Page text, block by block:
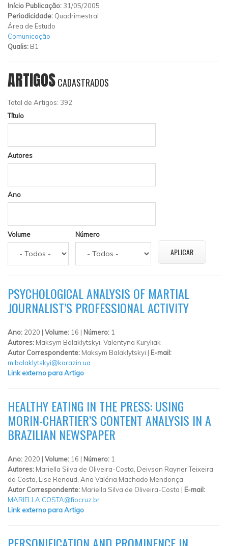
Início Publicação: 31/05/2005
Periodicidade: Quadrimestral
Área de Estudo
Comunicação
Qualis: B1
ARTIGOSCADASTRADOS
Total de Artigos: 392
Título
Autores
Ano
Volume Número
PSYCHOLOGICAL ANALYSIS OF MARTIAL
JOURNALIST’S PROFESSIONAL ACTIVITY
Ano: 2020 | Volume: 16 | Número: 1
Autores: Maksym Balaklytskyi, Valentyna Kuryliak
Autor Correspondente: Maksym Balaklytskyi | E-mail:
m.balaklytskyi@karazin.ua
Link externo para Artigo
HEALTHY EATING IN THE PRESS: USING
MORIN-CHARTIER’S CONTENT ANALYSIS IN A
BRAZILIAN NEWSPAPER
Ano: 2020 | Volume: 16 | Número: 1
Autores: Mariella Silva de Oliveira-Costa, Deivson Rayner Teixeira
da Costa, Lise Renaud, Ana Valéria Machado Mendonça
Autor Correspondente: Mariella Silva de Oliveira-Costa | E-mail:
MARIELLA.COSTA@fiocruz.br
Link externo para Artigo